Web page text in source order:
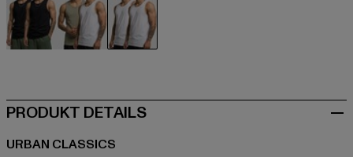
PRODUKT DETAILS
URBAN CLASSICS